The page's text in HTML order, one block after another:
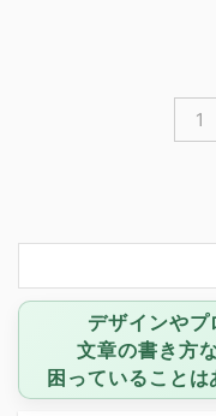
1
デザインやプ
文章の書き方
困っていることは